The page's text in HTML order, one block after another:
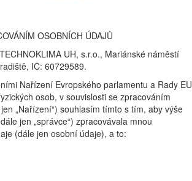
OSOBNÍCH ÚDAJŮ
UH, s.r.o., Mariánské náměstí
IČ: 60729589.
Nařízení Evropského parlamentu a Rady EU
osob, v souvislosti se zpracováním
„Nařízení“) souhlasím tímto s tím, aby výše
jen „správce“) zpracovávala mnou
(dále jen osobní údaje), a to: